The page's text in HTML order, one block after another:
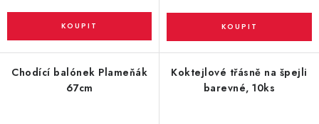
Chodící balónek Plameňák
67cm
Koktejlové třásně na špejli
barevné, 10ks